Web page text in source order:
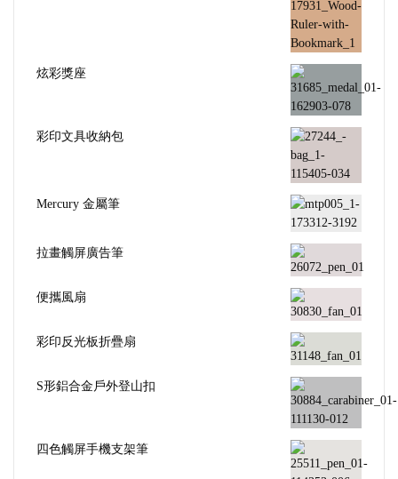
炫彩獎座
彩印文具收納包
Mercury 金屬筆
拉畫觸屏廣告筆
便攜風扇
彩印反光板折疊扇
S形鋁合金戶外登山扣
四色觸屏手機支架筆